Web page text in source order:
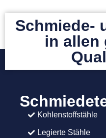
Schmiede-
in allen
Kohlenstoffstähle
Legierte Stähle